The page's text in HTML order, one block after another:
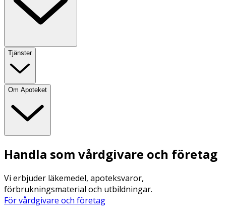
Tjänster
Om Apoteket
Handla som vårdgivare och företag
Vi erbjuder läkemedel, apoteksvaror,
förbrukningsmaterial och utbildningar.
För vårdgivare och företag